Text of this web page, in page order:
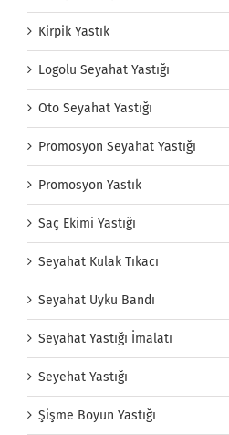
Kirpik Yastık
Logolu Seyahat Yastığı
Oto Seyahat Yastığı
Promosyon Seyahat Yastığı
Promosyon Yastık
Saç Ekimi Yastığı
Seyahat Kulak Tıkacı
Seyahat Uyku Bandı
Seyahat Yastığı İmalatı
Seyehat Yastığı
Şişme Boyun Yastığı